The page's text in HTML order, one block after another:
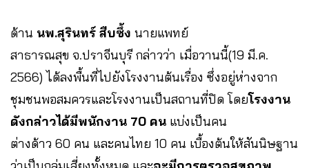
ด้าน นพ.สุรินทร์ สืบซึ้ง นายแพทย์
สาธารณสุข จ.ปราจีนบุรี กล่าวว่า เมื่อวานนี้(19 มี.ค.
2566) ได้ลงพื้นที่ไปยังโรงงานต้นเรื่อง ซึ่งอยู่ห่างจาก
ชุมชนพอสมควรและโรงงานเป็นสถานที่ปิด โดยโรงงาน
ดังกล่าวได้มีพนักงาน 70 คน แบ่งเป็นคน
ต่างด้าว 60 คน และคนไทย 10 คน เบื้องต้นให้สันนิษฐาน